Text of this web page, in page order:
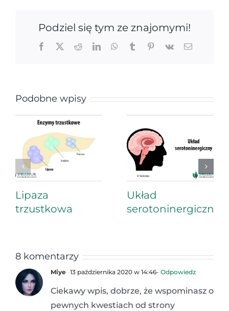
Podziel się tym ze znajomymi!
Facebook
X RedditLinkedInWhatsApp
TumblrPinterest
Vk Email
Podobne wpisy
Lipaza
trzustkowa
Układ
serotoninergiczny
8 komentarzy
Miye 13 października 2020 w 14:46- Odpowiedz
Ciekawy wpis, dobrze, że wspominasz o
pewnych kwestiach od strony